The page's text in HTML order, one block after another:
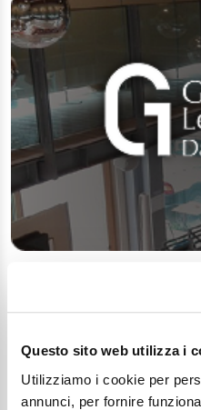
Questo sito web utilizza i
Utilizziamo i cookie per
annunci, per fornire